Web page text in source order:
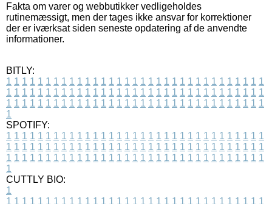
Fakta om varer og webbutikker vedligeholdes
rutinemæssigt, men der tages ikke ansvar for korrektioner
der er iværksat siden seneste opdatering af de anvendte
informationer.
BITLY:
1 1 1 1 1 1 1 1 1 1 1 1 1 1 1 1 1 1 1 1 1 1 1 1 1 1 1 1 1 1 1 1 1
1 1 1 1 1 1 1 1 1 1 1 1 1 1 1 1 1 1 1 1 1 1 1 1 1 1 1 1 1 1 1 1 1
1 1 1 1 1 1 1 1 1 1 1 1 1 1 1 1 1 1 1 1 1 1 1 1 1 1 1 1 1 1 1 1 1
1
SPOTIFY:
1 1 1 1 1 1 1 1 1 1 1 1 1 1 1 1 1 1 1 1 1 1 1 1 1 1 1 1 1 1 1 1 1
1 1 1 1 1 1 1 1 1 1 1 1 1 1 1 1 1 1 1 1 1 1 1 1 1 1 1 1 1 1 1 1 1
1 1 1 1 1 1 1 1 1 1 1 1 1 1 1 1 1 1 1 1 1 1 1 1 1 1 1 1 1 1 1 1 1
1
CUTTLY BIO:
1
1 1 1 1 1 1 1 1 1 1 1 1 1 1 1 1 1 1 1 1 1 1 1 1 1 1 1 1 1 1 1 1 1